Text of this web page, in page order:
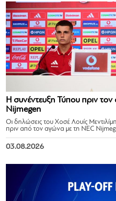
Η συνέντευξη Τύπου πριν
Nijmegen
Οι δηλώσεις του Χοσέ Λουίς
πριν από τον αγώνα με τη NEC
03.08.2026